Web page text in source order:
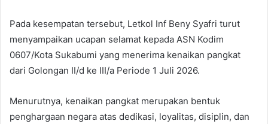
Pada kesempatan tersebut, Letkol Inf Beny Syafri turut
menyampaikan ucapan selamat kepada ASN Kodim
0607/Kota Sukabumi yang menerima kenaikan pangkat
dari Golongan II/d ke III/a Periode 1 Juli 2026.
Menurutnya, kenaikan pangkat merupakan bentuk
penghargaan negara atas dedikasi, loyalitas, disiplin, dan